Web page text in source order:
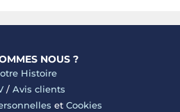
NOUS ?
Histoire
/ Avis clients
et Cookies